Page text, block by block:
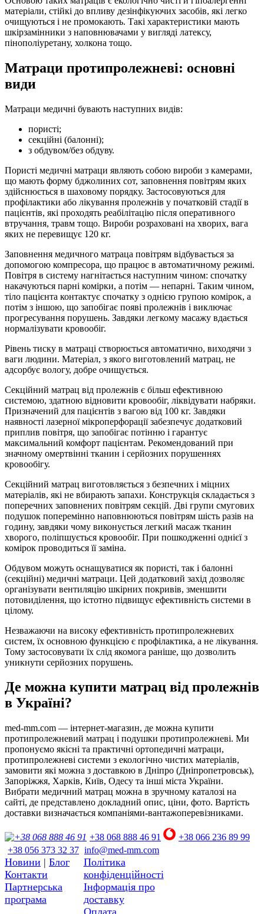
матеріали, стійкі до впливу дезінфікуючих засобів, які легко
очищуються і не промокають. Такі характеристики мають
шкірзамінники з наповнювачами у вигляді латексу,
пінополіуретану, холкона тощо.
Матраци протипролежневі: основні
види
Матраци медичні бувають наступних видів:
пористі;
секційні (балонні);
з обдувом/без обдуву.
Пористі медичні матраци являють собою вироби з камерами,
що мають форму бджолиних сот, заповнення повітрям яких
здійснюється в шаховому порядку. Застосовуються для
профілактики або лікування пролежнів у початковій стадії в
пацієнтів, які проходять реабілітацію після оперативного
втручання, травм тощо. Вироби розраховані на хворих, вага
яких не перевищує 120 кг.
Заповнення медичного матраца повітрям відбувається за
допомогою компресора, що працює в автоматичному режимі.
Повітря в систему нагнітається наступним чином: спочатку
накачуються парні комірки, а потім — непарні. Таким чином,
тіло пацієнта контактує спочатку з однією групою комірок, а
потім з іншою, що запобігає появі пролежнів і виключає
прогресування порушень. Завдяки легкому масажу вдається
нормалізувати кровообіг.
Рівень тиску в матраці створюється автоматично, виходячи з
ваги людини. Матеріал, з якого виготовлений матрац, не
адсорбує вологу, добре очищується.
Секційний матрац від пролежнів є більш ефективною
системою, здатною відновити кровообіг, ліквідувати набряки.
Призначений для пацієнтів з вагою від 100 кг. Завдяки
наявності лазерної мікроперфорації забезпечує додатковий
приплив повітря, що запобігає потінню і гарантує
максимальний комфорт пацієнтам. Рекомендований при
значному омертвінні тканин і серйозних порушеннях
кровообігу.
Секційний матрац виготовляється з безпечних і міцних
матеріалів, які не вбирають запахи. Конструкція складається з
поперечних заповнених повітрям секцій. Дві групи смугових
подушок поперемінно наповнюються повітрям шість разів на
годину, завдяки чому виконується легкий масаж тканин
хворого, поліпшується кровообіг. При пошкодженні однієї з
комірок проводиться її заміна.
Обдувом можуть оснащуватися як пористі, так і балонні
(секційні) медичні матраци. Цей додатковий захід дозволяє
організувати вентиляцію шкірних покривів, зменшити
потовиділення, що істотно підвищує ефективність системи в
цілому.
Незважаючи на високу ефективність протипролежневих
систем, їх основною функцією є профілактика, а не лікування.
Тому застосовувати їх слід якомога раніше, що дозволить
уникнути серйозних порушень.
Де можна купити матрац від пролежнів
в Україні?
med-mm.com — інтернет-магазин, де можна купити
протипролежневий матрац і подушки протипролежневі. Ми
пропонуємо якісні та практичні ортопедичні матраци,
протипролежневі системи з екологічно чистих матеріалів,
замовити які можна з доставкою в Дніпро (Дніпропетровськ),
Запоріжжя, Харків, Київ, Одесу та інші міста України.
Вибрати медичний матрац можна в зручному каталозі на
сайті, де представлено докладний опис, ціни, фото. Вартість
доставки визначається компаніями-вантажоперевізниками.
+38 068 888 46 91
+38 066 236 89 99
+38 056 373 32 37 info@med-mm.com
Новини | Блог
Контакти
Партнерська
програма
Політика
конфіденційності
Інформація про
доставку